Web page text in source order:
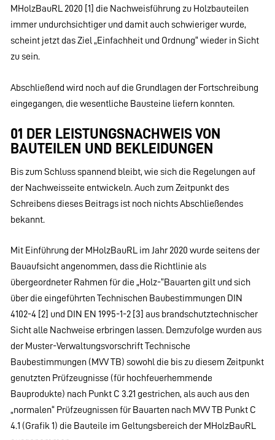
MHolzBauRL 2020 [1] die Nachweisführung zu Holzbauteilen
immer undurchsichtiger und damit auch schwieriger wurde,
scheint jetzt das Ziel „Einfachheit und Ordnung“ wieder in Sicht
zu sein.
Abschließend wird noch auf die Grundlagen der Fortschreibung
eingegangen, die wesentliche Bausteine liefern konnten.
01 DER LEISTUNGSNACHWEIS VON
BAUTEILEN UND BEKLEIDUNGEN
Bis zum Schluss spannend bleibt, wie sich die Regelungen auf
der Nachweisseite entwickeln. Auch zum Zeitpunkt des
Schreibens dieses Beitrags ist noch nichts Abschließendes
bekannt.
Mit Einführung der MHolzBauRL im Jahr 2020 wurde seitens der
Bauaufsicht angenommen, dass die Richtlinie als
übergeordneter Rahmen für die „Holz-“Bauarten gilt und sich
über die eingeführten Technischen Baubestimmungen DIN
4102-4 [2] und DIN EN 1995-1-2 [3] aus brandschutztechnischer
Sicht alle Nachweise erbringen lassen. Demzufolge wurden aus
der Muster-Verwaltungsvorschrift Technische
Baubestimmungen (MVV TB) sowohl die bis zu diesem Zeitpunkt
genutzten Prüfzeugnisse (für hochfeuerhemmende
Bauprodukte) nach Punkt C 3.21 gestrichen, als auch aus den
„normalen“ Prüfzeugnissen für Bauarten nach MVV TB Punkt C
4.1 (Grafik 1) die Bauteile im Geltungsbereich der MHolzBauRL